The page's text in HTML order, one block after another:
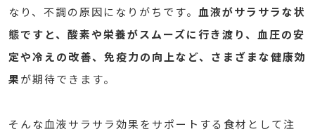
なり、不調の原因になりがちです。 血液がサラサラな状
態ですと、酸素や栄養がスムーズに行き渡り、血圧の安
定や冷えの改善、免疫力の向上など、さまざまな健康効
果が期待できます。
そんな血液サラサラ効果をサポートする食材として注